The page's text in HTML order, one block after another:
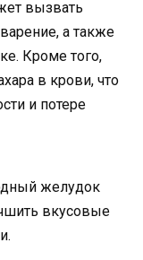
вызвать
а также
Кроме того,
в крови, что
и потере
желудок
вкусовые